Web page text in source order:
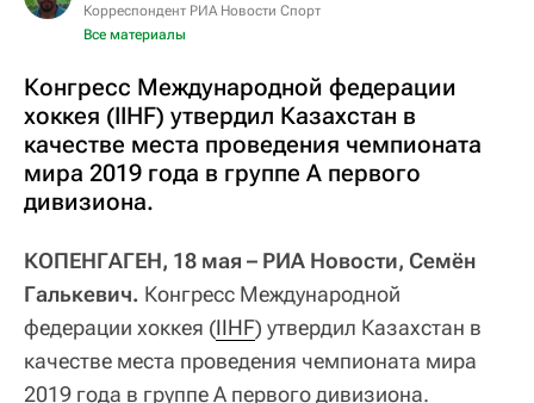
Корреспондент РИА Новости Спорт
Все материалы
Конгресс Международной федерации
хоккея (IIHF) утвердил Казахстан в
качестве места проведения чемпионата
мира 2019 года в группе А первого
дивизиона.
КОПЕНГАГЕН, 18 мая – РИА Новости, Семён
Галькевич. Конгресс Международной
федерации хоккея (IIHF) утвердил Казахстан в
качестве места проведения чемпионата мира
2019 года в группе А первого дивизиона.